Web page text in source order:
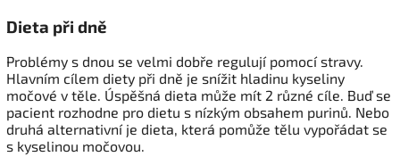
Dieta při dně
Problémy s dnou se velmi dobře regulují pomocí stravy.
Hlavním cílem diety při dně je snížit hladinu kyseliny
močové v těle. Úspěšná dieta může mít 2 různé cíle. Buď se
pacient rozhodne pro dietu s nízkým obsahem purinů. Nebo
druhá alternativní je dieta, která pomůže tělu vypořádat se
s kyselinou močovou.